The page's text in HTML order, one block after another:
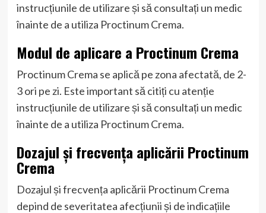
instrucțiunile de utilizare și să consultați un medic
înainte de a utiliza Proctinum Crema.
Modul de aplicare a Proctinum Crema
Proctinum Crema se aplică pe zona afectată, de 2-
3 ori pe zi. Este important să citiți cu atenție
instrucțiunile de utilizare și să consultați un medic
înainte de a utiliza Proctinum Crema.
Dozajul și frecvența aplicării Proctinum
Crema
Dozajul și frecvența aplicării Proctinum Crema
depind de severitatea afecțiunii și de indicațiile